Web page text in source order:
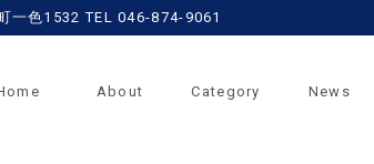
一色1532 TEL 046-874-9061
About Category News